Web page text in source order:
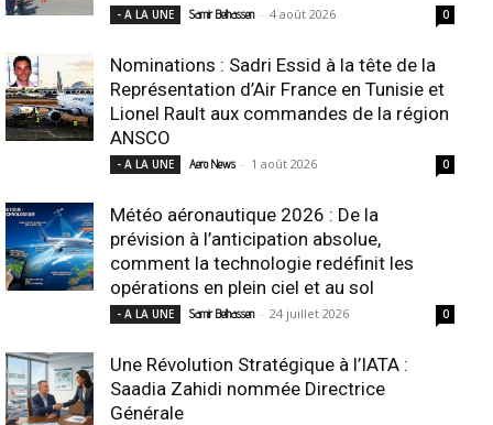
- A LA UNE Samir Belhassen - 4 août 2026 0
Nominations : Sadri Essid à la tête de la
Représentation d’Air France en Tunisie et
Lionel Rault aux commandes de la région
ANSCO
- A LA UNE Aero News - 1 août 2026 0
Météo aéronautique 2026 : De la
prévision à l’anticipation absolue,
comment la technologie redéfinit les
opérations en plein ciel et au sol
- A LA UNE Samir Belhassen - 24 juillet 2026 0
Une Révolution Stratégique à l’IATA :
Saadia Zahidi nommée Directrice
Générale